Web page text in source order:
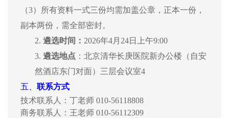
（3）所有资料一式三份均需加盖公章，正本一份，
副本两份，需全部密封。
2. 遴选时间： 2026年4月24日上午9:00
3. 遴选地点 ：北京清华长庚医院新办公楼（自安
然酒店东门对面）三层会议室4
五、 联系方式
技术联系人：丁老师 010-56118808
商务联系人：王老师 010-56112309